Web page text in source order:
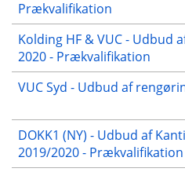
Prækvalifikation
Kolding HF & VUC - Udbud
2020 - Prækvalifikation
VUC Syd - Udbud af
DOKK1 (NY) - Udbud af
2019/2020 - Prækvalifikation